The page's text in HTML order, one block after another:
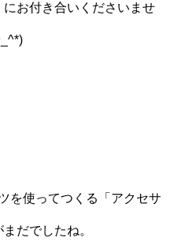
お付き合いくださいませ
を使ってつくる「アクセサ
だでしたね。